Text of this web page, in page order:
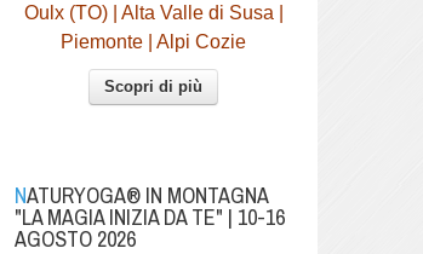
Oulx (TO) | Alta Valle di Susa |
Piemonte | Alpi Cozie
Scopri di più
NATURYOGA® IN MONTAGNA
"LA MAGIA INIZIA DA TE" | 10-16
AGOSTO 2026